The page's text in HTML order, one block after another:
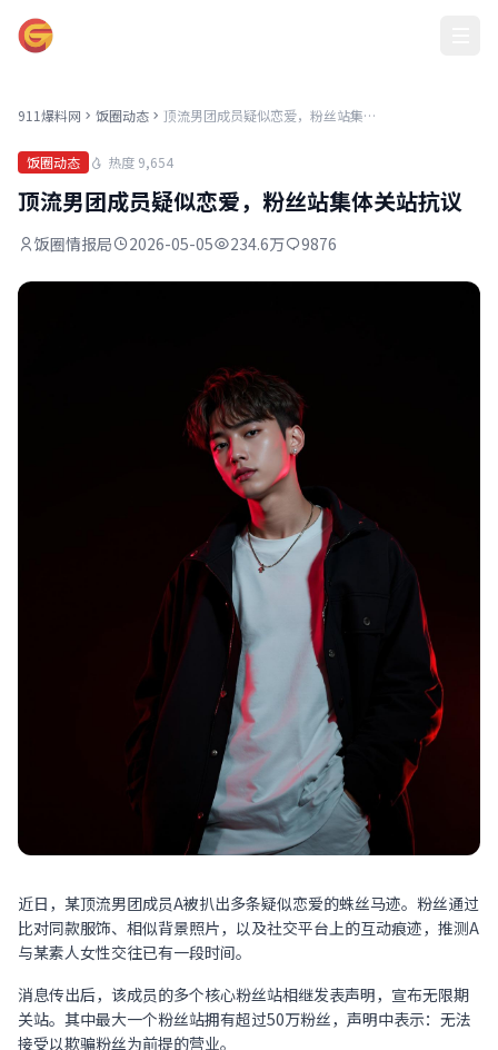
911爆料网 饭圈动态 顶流男团成员疑似恋爱，粉丝站集体关站抗议
饭圈动态 热度 9,654
顶流男团成员疑似恋爱，粉丝站集体关站抗议
饭圈情报局 2026-05-05 234.6万 9876
近日，某顶流男团成员A被扒出多条疑似恋爱的蛛丝马迹。粉丝通过
比对同款服饰、相似背景照片，以及社交平台上的互动痕迹，推测A
与某素人女性交往已有一段时间。
消息传出后，该成员的多个核心粉丝站相继发表声明，宣布无限期
关站。其中最大一个粉丝站拥有超过50万粉丝，声明中表示：无法
接受以欺骗粉丝为前提的营业。